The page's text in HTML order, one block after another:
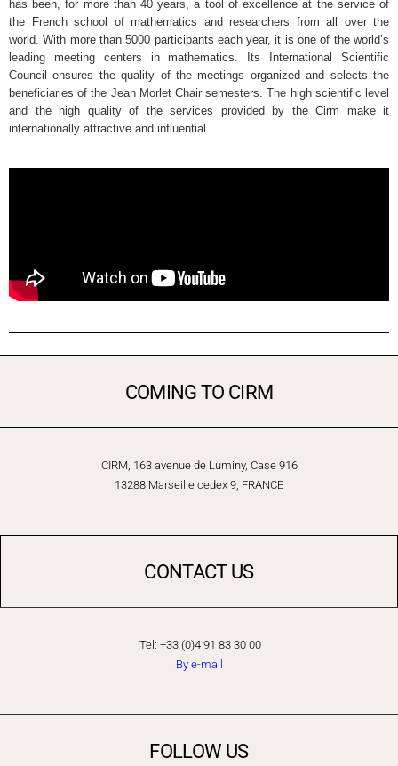
has been, for more than 40 years, a tool of excellence at the service of
the French school of mathematics and researchers from all over the
world. With more than 5000 participants each year, it is one of the world’s
leading meeting centers in mathematics. Its International Scientific
Council ensures the quality of the meetings organized and selects the
beneficiaries of the Jean Morlet Chair semesters. The high scientific level
and the high quality of the services provided by the Cirm make it
internationally attractive and influential.
COMING TO CIRM
CIRM, 163 avenue de Luminy, Case 916
13288 Marseille cedex 9, FRANCE
CONTACT US
Tel: +33 (0)4 91 83 30 00
By e-mail
FOLLOW US